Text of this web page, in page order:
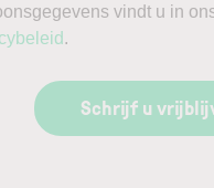
vindt u in
.
Schrijf u